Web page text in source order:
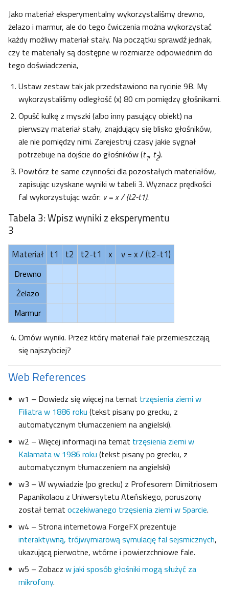
Jako materiał eksperymentalny wykorzystaliśmy drewno,
żelazo i marmur, ale do tego ćwiczenia można wykorzystać
każdy możliwy materiał stały. Na początku sprawdź jednak,
czy te materiały są dostępne w rozmiarze odpowiednim do
tego doświadczenia,
Ustaw zestaw tak jak przedstawiono na rycinie 9B. My
wykorzystaliśmy odległość (x) 80 cm pomiędzy głośnikami.
Opuść kulkę z myszki (albo inny pasujący obiekt) na
pierwszy materiał stały, znajdujący się blisko głośników,
ale nie pomiędzy nimi. Zarejestruj czasy jakie sygnał
potrzebuje na dojście do głośników (t1, t2).
Powtórz te same czynności dla pozostałych materiałów,
zapisując uzyskane wyniki w tabeli 3. Wyznacz prędkości
fal wykorzystując wzór: v = x / (t2-t1).
Tabela 3: Wpisz wyniki z eksperymentu
3
Materiał t1 t2 t2-t1 x v = x / (t2-t1)
Drewno
Żelazo
Marmur
Omów wyniki. Przez który materiał fale przemieszczają
się najszybciej?
Web References
w1 – Dowiedz się więcej na temat trzęsienia ziemi w
Filiatra w 1886 roku (tekst pisany po grecku, z
automatycznym tłumaczeniem na angielski).
w2 – Więcej informacji na temat trzęsienia ziemi w
Kalamata w 1986 roku (tekst pisany po grecku, z
automatycznym tłumaczeniem na angielski)
w3 – W wywiadzie (po grecku) z Profesorem Dimitriosem
Papanikolaou z Uniwersytetu Ateńskiego, poruszony
został temat oczekiwanego trzęsienia ziemi w Sparcie.
w4 – Strona internetowa ForgeFX prezentuje
interaktywną, trójwymiarową symulację fal sejsmicznych,
ukazującą pierwotne, wtórne i powierzchniowe fale.
w5 – Zobacz w jaki sposób głośniki mogą służyć za
mikrofony.